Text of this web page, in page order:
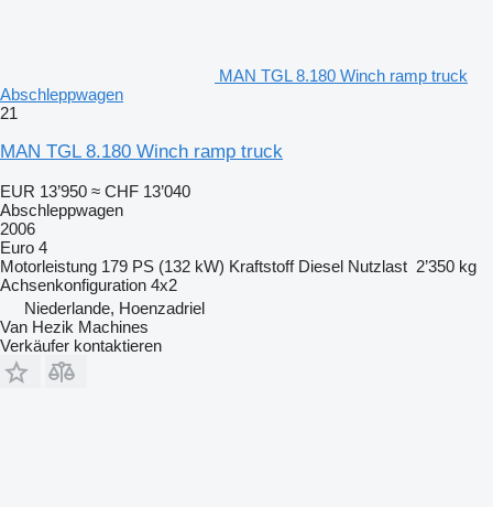
MAN TGL 8.180 Winch ramp truck
Abschleppwagen
21
MAN TGL 8.180 Winch ramp truck
EUR 13’950 ≈ CHF 13’040
Abschleppwagen
2006
Euro 4
Motorleistung 179 PS (132 kW) Kraftstoff Diesel Nutzlast 2’350 kg
Achsenkonfiguration 4x2
Niederlande, Hoenzadriel
Van Hezik Machines
Verkäufer kontaktieren